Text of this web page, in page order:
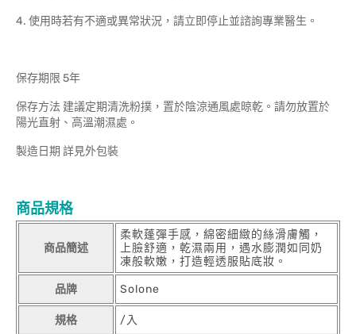
4. 使用時若有不適或異常狀況，請立即停止並諮詢專業醫生。
保存期限 5年
保存方法 建議定期清洗粉撲，置於陰涼通風處晾乾。請勿放置於
陽光直射、高溫潮濕處。
製造日期 詳見外包裝
商品規格
商品簡述
柔軟蓬彈手感，綿密細緻的絲滑膚觸，
上臉舒適，乾濕兩用，遇水膨潤如同奶
凍般軟嫩，打造輕透服貼底妝。
品牌 Solone
規格 /入